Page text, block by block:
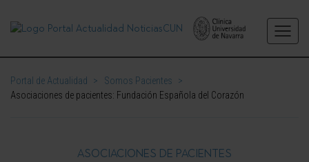
Portal de Actualidad > Somos Pacientes
>
Asociaciones de pacientes: Fundación Española del Corazón
ASOCIACIONES DE PACIENTES